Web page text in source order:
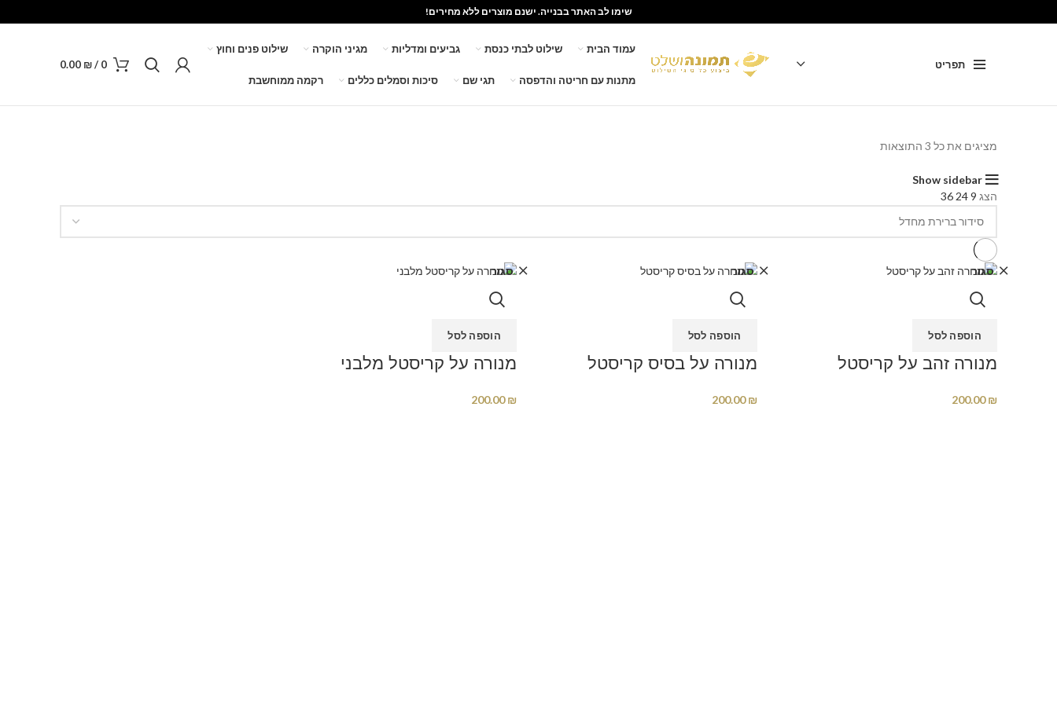
שימו לב האתר בבנייה. ישנם מוצרים ללא מחירים!
תפריט
עמוד הבית שילוט לבתי כנסת גביעים ומדליות מגיני הוקרה שילוט פנים וחוץ
מתנות עם חריטה והדפסה תגי שם סיכות וסמלים כללים רקמה ממוחשבת
0
/
0.00 ₪
מציגים את כל ⁦3⁩ התוצאות
Show sidebar
הצג 9
24
36
הוספה לסל
סגור
מנורה זהב על קריסטל
200.00₪
הוספה לסל
סגור
מנורה על בסיס קריסטל
200.00₪
הוספה לסל
סגור
מנורה על קריסטל מלבני
200.00₪